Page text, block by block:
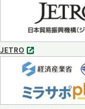
JETRO
別
タ
ブ
で
開
く